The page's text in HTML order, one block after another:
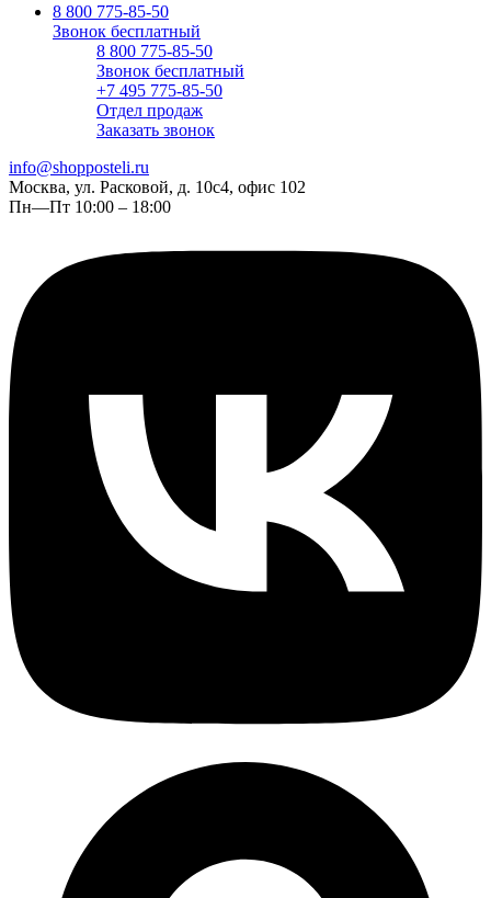
8 800 775-85-50
Звонок бесплатный
8 800 775-85-50
Звонок бесплатный
+7 495 775-85-50
Отдел продаж
Заказать звонок
info@shopposteli.ru
Москва, ул. Расковой, д. 10с4, офис 102
Пн—Пт 10:00 – 18:00